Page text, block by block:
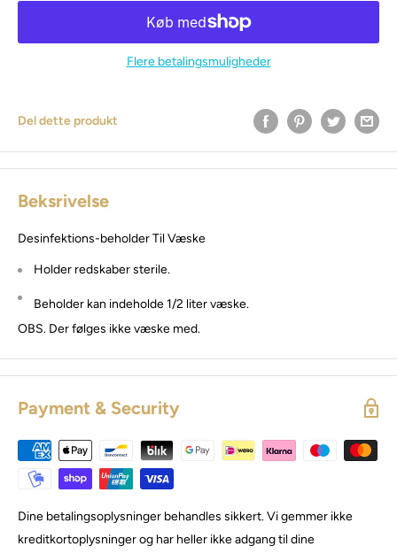
Flere betalingsmuligheder
Del dette produkt
Beksrivelse
Desinfektions-beholder Til Væske
Holder redskaber sterile.
Beholder kan indeholde 1/2 liter væske.
OBS. Der følges ikke væske med.
Payment & Security
Dine betalingsoplysninger behandles sikkert. Vi gemmer ikke
kreditkortoplysninger og har heller ikke adgang til dine